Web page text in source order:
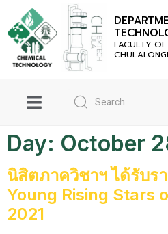
FACULTY OF
Day: October
นิสิตภาควิชาฯ ได้รับร
Young Rising Stars
2021